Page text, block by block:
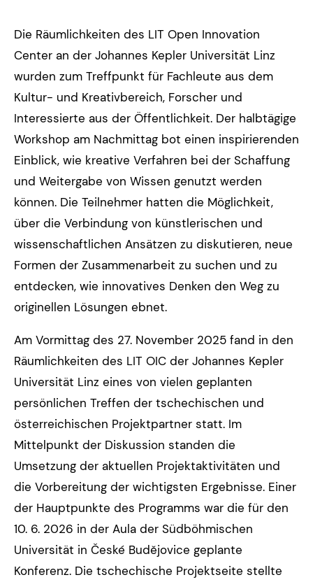
Die Räumlichkeiten des LIT Open Innovation
Center an der Johannes Kepler Universität Linz
wurden zum Treffpunkt für Fachleute aus dem
Kultur- und Kreativbereich, Forscher und
Interessierte aus der Öffentlichkeit. Der halbtägige
Workshop am Nachmittag bot einen inspirierenden
Einblick, wie kreative Verfahren bei der Schaffung
und Weitergabe von Wissen genutzt werden
können. Die Teilnehmer hatten die Möglichkeit,
über die Verbindung von künstlerischen und
wissenschaftlichen Ansätzen zu diskutieren, neue
Formen der Zusammenarbeit zu suchen und zu
entdecken, wie innovatives Denken den Weg zu
originellen Lösungen ebnet.
Am Vormittag des 27. November 2025 fand in den
Räumlichkeiten des LIT OIC der Johannes Kepler
Universität Linz eines von vielen geplanten
persönlichen Treffen der tschechischen und
österreichischen Projektpartner statt. Im
Mittelpunkt der Diskussion standen die
Umsetzung der aktuellen Projektaktivitäten und
die Vorbereitung der wichtigsten Ergebnisse. Einer
der Hauptpunkte des Programms war die für den
10. 6. 2026 in der Aula der Südböhmischen
Universität in České Budějovice geplante
Konferenz. Die tschechische Projektseite stellte